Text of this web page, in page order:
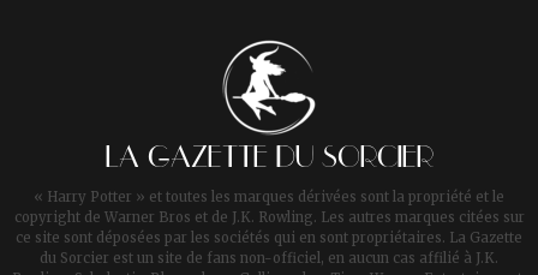
LA GAZETTE DU SORCIER
« Harry Potter » et toutes les marques dérivées sont la propriété et le
copyright de Warner Bros et de J.K. Rowling. Les autres marques citées sur
ce site sont déposées par les sociétés qui en sont propriétaires. La Gazette
du Sorcier est un site de fans non-officiel, en aucun cas affilié à J.K.